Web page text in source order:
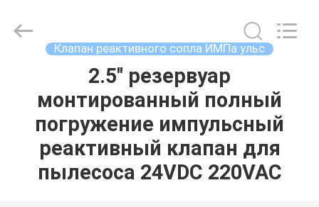
ПРОДУКТЫ
Клапан реактивного сопла ИМПа ульс
2.5'' резервуар
монтированный полный
погружение импульсный
реактивный клапан для
пылесоса 24VDC 220VAC